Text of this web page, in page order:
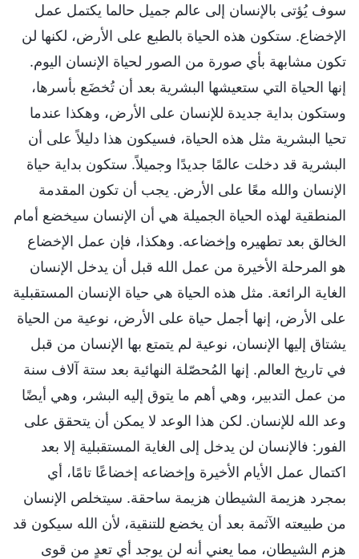
سوف يُؤتى بالإنسان إلى عالم جميل حالما يكتمل عمل
الإخضاع. ستكون هذه الحياة بالطبع على الأرض، لكنها لن
تكون مشابهة بأي صورة من الصور لحياة الإنسان اليوم.
إنها الحياة التي ستعيشها البشرية بعد أن تُخضَع بأسرها،
وستكون بداية جديدة للإنسان على الأرض، وهكذا عندما
تحيا البشرية مثل هذه الحياة، فسيكون هذا دليلاً على أن
البشرية قد دخلت عالمًا جديدًا وجميلاً. ستكون بداية حياة
الإنسان والله معًا على الأرض. يجب أن تكون المقدمة
المنطقية لهذه الحياة الجميلة هي أن الإنسان سيخضع أمام
الخالق بعد تطهيره وإخضاعه. وهكذا، فإن عمل الإخضاع
هو المرحلة الأخيرة من عمل الله قبل أن يدخل الإنسان
الغاية الرائعة. مثل هذه الحياة هي حياة الإنسان المستقبلية
على الأرض، إنها أجمل حياة على الأرض، نوعية من الحياة
يشتاق إليها الإنسان، نوعية لم يتمتع بها الإنسان من قبل
في تاريخ العالم. إنها المُحصّلة النهائية بعد ستة آلاف سنة
من عمل التدبير، وهي أهم ما يتوق إليه البشر، وهي أيضًا
وعد الله للإنسان. لكن هذا الوعد لا يمكن أن يتحقق على
الفور: فالإنسان لن يدخل إلى الغاية المستقبلية إلا بعد
اكتمال عمل الأيام الأخيرة وإخضاعه إخضاعًا تامًا، أي
بمجرد هزيمة الشيطان هزيمة ساحقة. سيتخلص الإنسان
من طبيعته الآثمة بعد أن يخضع للتنقية، لأن الله سيكون قد
هزم الشيطان، مما يعني أنه لن يوجد أي تعدٍ من قوى